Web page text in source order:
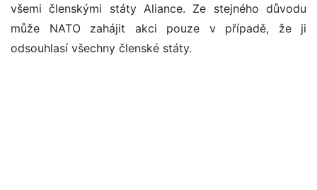
všemi členskými státy Aliance. Ze stejného důvodu
může NATO zahájit akci pouze v případě, že ji
odsouhlasí všechny členské státy.